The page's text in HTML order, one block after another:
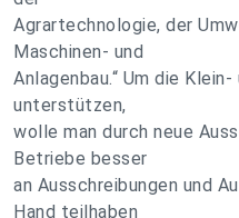
Agrartechnologie, der
Maschinen- und
Anlagenbau.“ Um die
unterstützen,
wolle man durch neue
Betriebe besser
an Ausschreibungen und
Hand teilhaben